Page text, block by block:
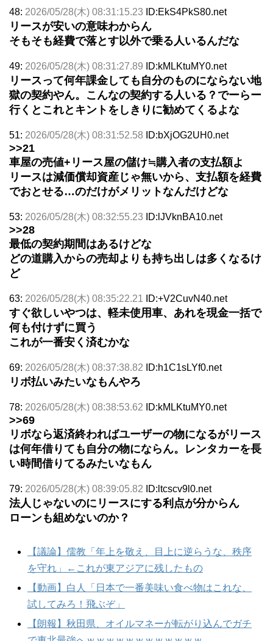
48: 2026/05/28(木) 08:31:15.23 ID:EkS4PkS80.net
リースが安いの意味わからん
そもそも経費で落とす以外で乗る人いるんだな
49: 2026/05/28(木) 08:31:27.89 ID:kMLKtuMY0.net
リースって何年課金しても自分のものにならない地
獄の契約やん。こんなの契約する人いる？でーらー
行くとこれとキントをしきりに勧めてくるよな
51: 2026/05/28(木) 08:31:52.58 ID:bXjOG2UH0.net
>>21
車屋の売値+リース屋の儲け≒購入者の支払額よ
リースは減価償却資産じゃ無いから、支払額を経費
でおとせる…のだけがメリットなんだけどな
53: 2026/05/28(木) 08:32:55.23 ID:lJVknBA10.net
>>28
最低の契約期間はあるけどな
どの道購入からの売却よりも持ち出しは多くなるけ
ど
63: 2026/05/28(木) 08:35:22.21 ID:+V2CuvN40.net
すぐ欲しいやつは、軽未使用車、あれを現金一括で
何も付けずに買う
これが一番安く済むかな
69: 2026/05/28(木) 08:37:38.82 ID:h1C1sLYf0.net
リボ払いみたいなもんやろ
78: 2026/05/28(木) 08:38:53.62 ID:kMLKtuMY0.net
>>69
リボなら返済終わればユーザーの物になるがリース
は何年借りても自分の物にならん。レンタカーを長
い時間借りてるみたいなもん
79: 2026/05/28(木) 08:39:05.82 ID:ltcscv9l0.net
法人じゃないのにリースにする利点が分からん
ローンも組めないのか？
【議論】儒教「年上を敬え、目上に逆らうな、秩序
を守れ」←これが東アジアに残したもの
【動画】白人「日本で一番美味い食べ物はこれな、
試してみろ！飛ぶぞ」
【朗報】秋田県、オイルマネーが転がり込んでガチ